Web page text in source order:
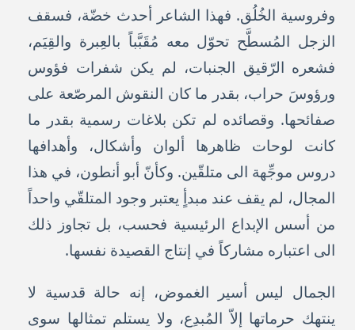
وفروسية الخُلُق. فهذا الشاعر أحدث خضّة، فسقف
الزجل المُسطَّح تحوّل معه مُقَبَّباً بالعِبرة والقِيَم،
فشعره الرّقيق الجنبات، لم يكن شفرات فؤوس
ورؤوسَ حراب، بقدر ما كان النقوش المرصّعة على
صفائحها. وقصائده لم تكن بلاغات رسمية بقدر ما
كانت لوحات ظاهرها ألوان وأشكال، وأهدافها
دروس موجِّهة الى متلقّين. وكأنّ أبو أنطون، في هذا
المجال، لم يقف عند مبدأٍ يعتبر وجود المتلقّي واحداً
من أسس الإبداع الرئيسية فحسب، بل تجاوز ذلك
الى اعتباره مشاركاً في إنتاج القصيدة نفسها.
الجمال ليس أسير الغموض، إنه حالة قدسية لا
ينتهك حرماتها إلاّ المُبدِع، ولا يستلم تمثالها سوى